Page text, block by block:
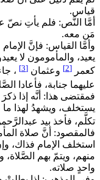
قياس.
أمَّا النَّص: فلم يأتِ نصّ
مَن معه.
وأمَّا القياس: فإنَّ
يعيد، والمأمومون لا
كعمر [2] وعثمان [3]
،
عليهما جنابة، فأعادا
فمقتضى هذا: أنَّه إذا
يستخلف، ويشهدُ لهذا
تكلَّم، فأخذ بيد
فالمقصود: أنَّ صلاة
استخلف الإمام فذاك،
منهم، ويتمّ بهم
واحدٍ صلاته.